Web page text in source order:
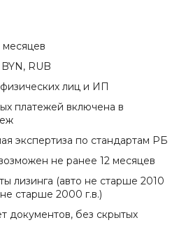
месяцев
RUB
лиц и ИП
платежей включена в
экспертиза по стандартам РБ
не ранее 12 месяцев
лизинга (авто не старше 2010
старше 2000 г.в.)
документов, без скрытых